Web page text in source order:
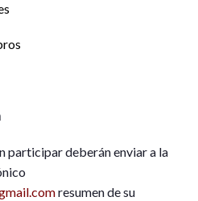
participar deberán enviar a la
resumen de su